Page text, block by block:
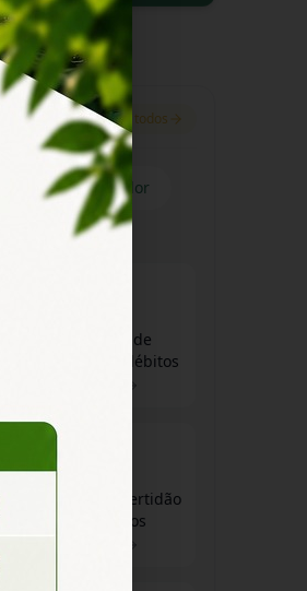
Ver todos
Servidor
Consulta de
certidão de débitos
Emissão de certidão
de débitos